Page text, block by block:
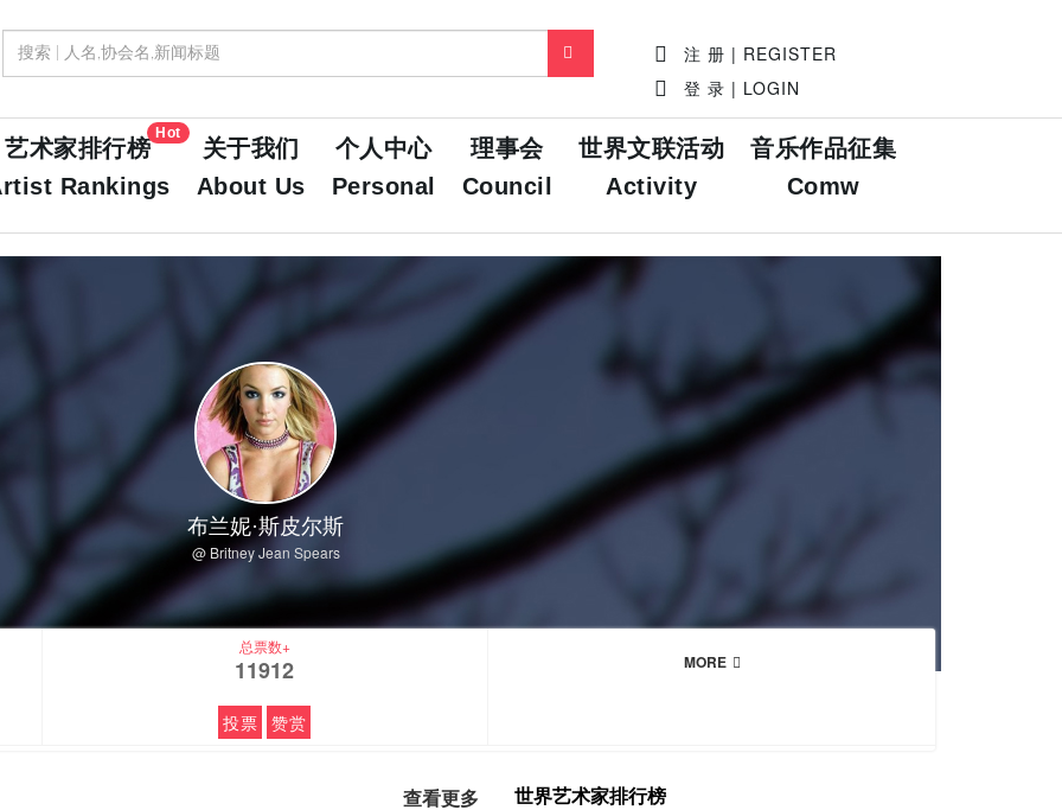
注 册 | REGISTER
登 录 | LOGIN
艺术家排行榜
Rankings
Hot
关于我们
About Us
个人中心
Personal
理事会
Council
世界文联活动
Activity
音乐作品征集
Comw
布兰妮·斯皮尔斯
@ Britney Jean Spears
总票数+
11912
投票 赞赏
MORE
查看更多 世界艺术家排行榜